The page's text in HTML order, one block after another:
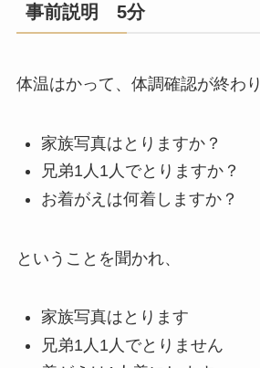
事前説明 5分
体温はかって、体調確認が終わり
家族写真はとりますか？
兄弟1人1人でとりますか？
お着がえは何着しますか？
ということを聞かれ、
家族写真はとります
兄弟1人1人でとりません